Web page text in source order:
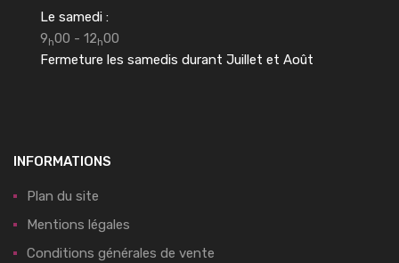
Le samedi :
9h00 - 12h00
Fermeture les samedis durant Juillet et Août
INFORMATIONS
Plan du site
Mentions légales
Conditions générales de vente